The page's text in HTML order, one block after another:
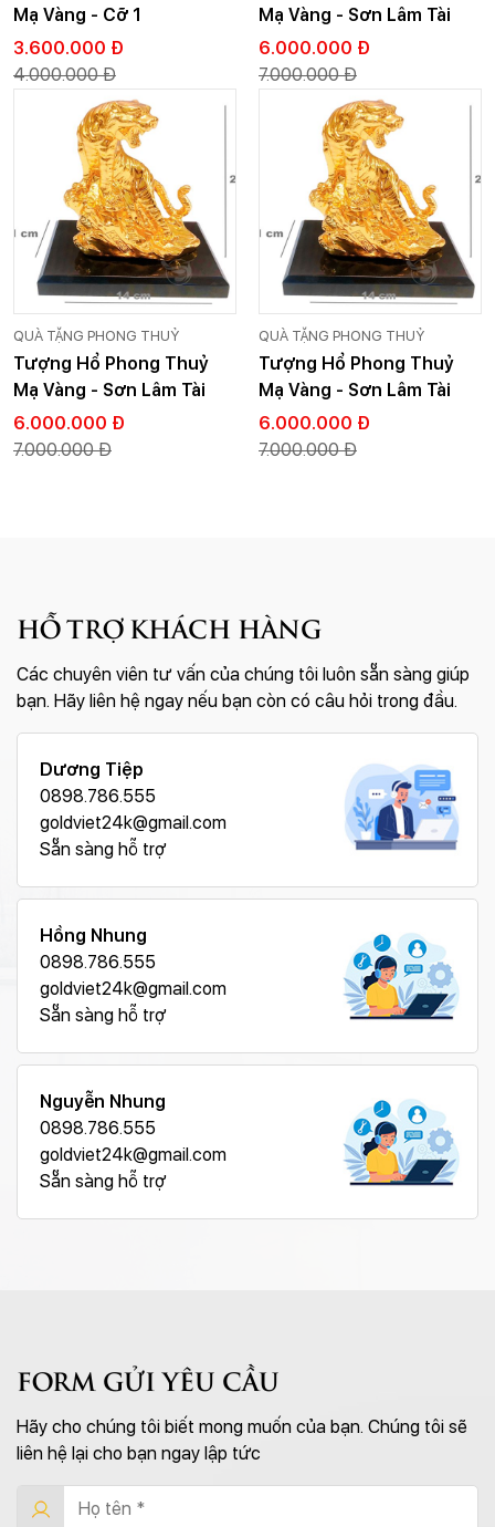
Mạ Vàng - Cỡ 1
3.600.000 Đ
4.000.000 Đ
Mạ Vàng - Sơn Lâm Tài
Lộc
6.000.000 Đ
7.000.000 Đ
QUÀ TẶNG PHONG THUỶ
Tượng Hổ Phong Thuỷ
Mạ Vàng - Sơn Lâm Tài
Lộc
6.000.000 Đ
7.000.000 Đ
QUÀ TẶNG PHONG THUỶ
Tượng Hổ Phong Thuỷ
Mạ Vàng - Sơn Lâm Tài
Lộc
6.000.000 Đ
7.000.000 Đ
HỖ TRỢ KHÁCH HÀNG
Các chuyên viên tư vấn của chúng tôi luôn sẵn sàng giúp
bạn. Hãy liên hệ ngay nếu bạn còn có câu hỏi trong đầu.
Dương Tiệp
0898.786.555
goldviet24k@gmail.com
Sẵn sàng hỗ trợ
Hồng Nhung
0898.786.555
goldviet24k@gmail.com
Sẵn sàng hỗ trợ
Nguyễn Nhung
0898.786.555
goldviet24k@gmail.com
Sẵn sàng hỗ trợ
FORM GỬI YÊU CẦU
Hãy cho chúng tôi biết mong muốn của bạn. Chúng tôi sẽ
liên hệ lại cho bạn ngay lập tức